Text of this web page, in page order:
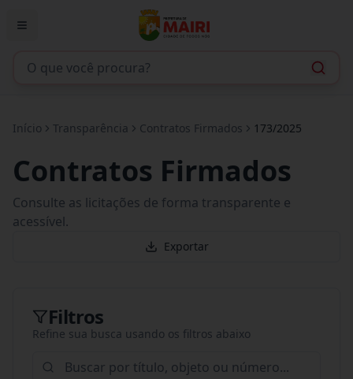
Início Transparência Contratos Firmados 173/2025
Contratos Firmados
Consulte as licitações de forma transparente e
acessível.
Exportar
Filtros
Refine sua busca usando os filtros abaixo